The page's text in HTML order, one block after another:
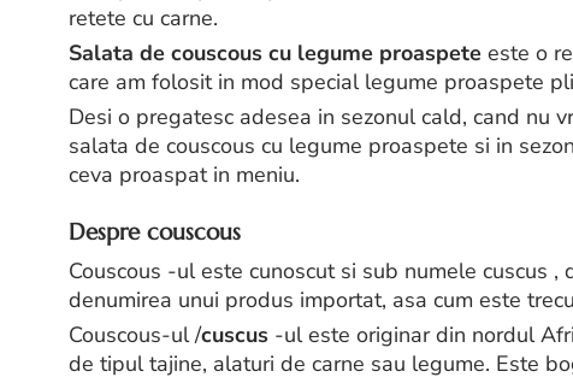
retete cu carne.
Salata de couscous cu legume proaspete este o
care am folosit in mod special legume proaspete
Desi o pregatesc adesea in sezonul cald, cand nu
salata de couscous cu legume proaspete si in
ceva proaspat in meniu.
Despre couscous
Couscous -ul este cunoscut si sub numele cuscus
denumirea unui produs importat, asa cum este
Couscous-ul /cuscus -ul este originar din nordul
de tipul tajine, alaturi de carne sau legume. Este